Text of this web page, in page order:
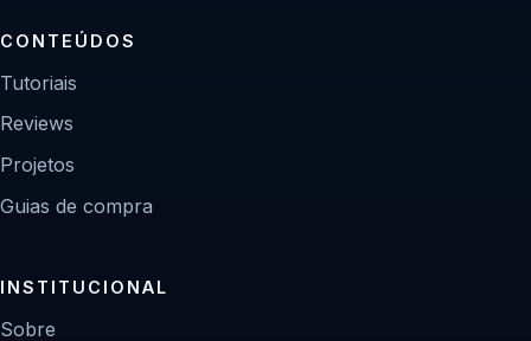
CONTEÚDOS
Tutoriais
Reviews
Projetos
Guias de compra
INSTITUCIONAL
Sobre